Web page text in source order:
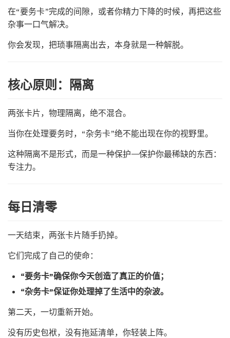
在“要务卡”完成的间隙，或者你精力下降的时候，再把这些
杂事一口气解决。
你会发现，把琐事隔离出去，本身就是一种解脱。
核心原则：隔离
两张卡片，物理隔离，绝不混合。
当你在处理要务时，“杂务卡”绝不能出现在你的视野里。
这种隔离不是形式，而是一种保护——保护你最稀缺的东西：
专注力。
每日清零
一天结束，两张卡片随手扔掉。
它们完成了自己的使命：
“要务卡”确保你今天创造了真正的价值；
“杂务卡”保证你处理掉了生活中的杂波。
第二天，一切重新开始。
没有历史包袱，没有拖延清单，你轻装上阵。